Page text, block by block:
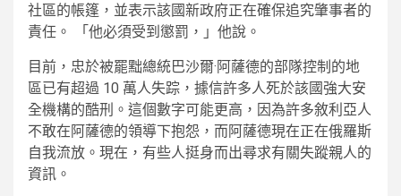
社區的帳篷，並表示該國新政府正在確保追究肇事者的
責任。 「他必須受到懲罰，」他說。
目前，忠於被罷黜總統巴沙爾·阿薩德的部隊控制的地
區已有超過 10 萬人失踪，據信許多人死於該國強大安
全機構的酷刑。這個數字可能更高，因為許多敘利亞人
不敢在阿薩德的領導下抱怨，而阿薩德現在正在俄羅斯
自我流放。現在，有些人挺身而出尋求有關失蹤親人的
資訊。